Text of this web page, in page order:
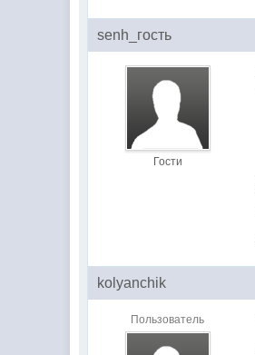
senh_гость
Гости
kolyanchik
Пользователь